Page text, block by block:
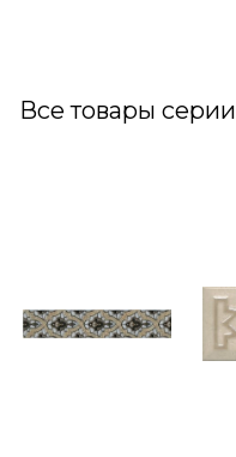
Все товары серии